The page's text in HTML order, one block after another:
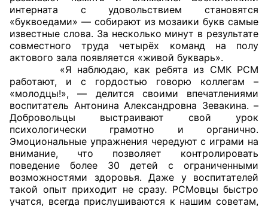
Общественный штаб
Члены ОП КО
Документы ОП КО
Регламент ОП КО
Кодекс этики ОП КО
Положения
Соглашения
интерната с удовольствием становятся
«буквоедами» — собирают из мозаики букв самые
известные слова. За несколько минут в результате
совместного труда четырёх команд на полу
актового зала появляется «живой букварь».
«Я наблюдаю, как ребята из СМК РСМ
работают, и с гордостью говорю коллегам –
«молодцы!», — делится своими впечатлениями
воспитатель Антонина Александровна Зевакина. –
Добровольцы выстраивают свой урок
психологически грамотно и органично.
Эмоциональные упражнения чередуют с играми на
внимание, что позволяет контролировать
поведение более 30 детей с ограниченными
возможностями здоровья. Даже у воспитателей
такой опыт приходит не сразу. РСМовцы быстро
учатся, всегда прислушиваются к нашим советам,